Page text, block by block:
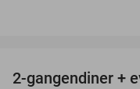
2-gangendiner +